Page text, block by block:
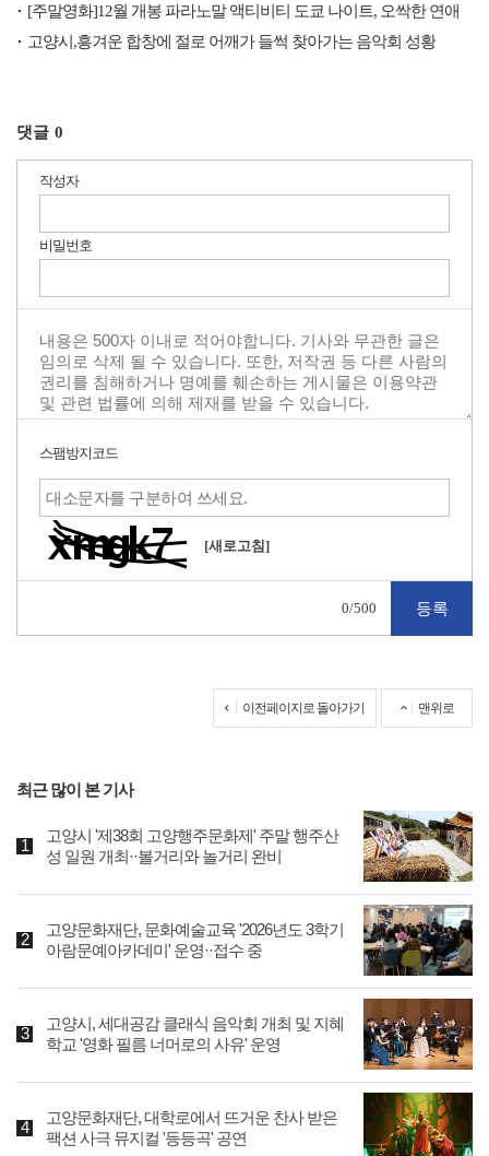
[주말영화]12월 개봉 파라노말 액티비티 도쿄 나이트, 오싹한 연애
고양시,흥겨운 합창에 절로 어깨가 들썩 찾아가는 음악회 성황
댓글 0
작성자
비밀번호
스팸방지코드
[새로고침]
0/500
이전페이지로 돌아가기 맨위로
최근 많이 본 기사
고양시 '제38회 고양행주문화제' 주말 행주산
성 일원 개최··볼거리와 놀거리 완비
고양문화재단, 문화예술교육 '2026년도 3학기
아람문예아카데미' 운영··접수 중
고양시, 세대공감 클래식 음악회 개최 및 지혜
학교 '영화 필름 너머로의 사유' 운영
고양문화재단, 대학로에서 뜨거운 찬사 받은
팩션 사극 뮤지컬 '등등곡' 공연